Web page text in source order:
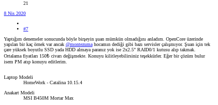
21
8 Nis 2020
#7
Yaptığım denemeler sonucunda böyle birşeyin şuan mümkün olmadığını anladım. OpenCore üzerinde
yapılan bir kaç örnek var ancak @montezumahocamın dediği gibi bazı servisler çalışmıyor. Şuan için tek
çare yüksek boyutlu SSD yada HDD almaya paranız yok ise 2x2.5" RAID0/1 kutusu alıp takmak.
Ortalama fiyatları 150₺ civarı değişmekte. Konuyu kilitleyebilirsiniz teşekkürler. Eğer bir çözüm bulur
isem PM atıp konuyu editlerim.
Laptop Modeli
HomeWork - Catalina 10.15.4
Anakart Modeli
MSI B450M Mortar Max